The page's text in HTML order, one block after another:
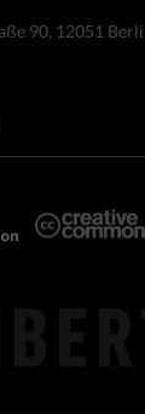
90, 12051